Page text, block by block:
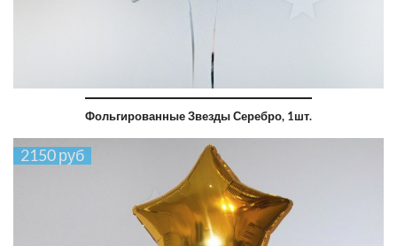
Фольгированные Звезды Серебро, 1шт.
2150 руб